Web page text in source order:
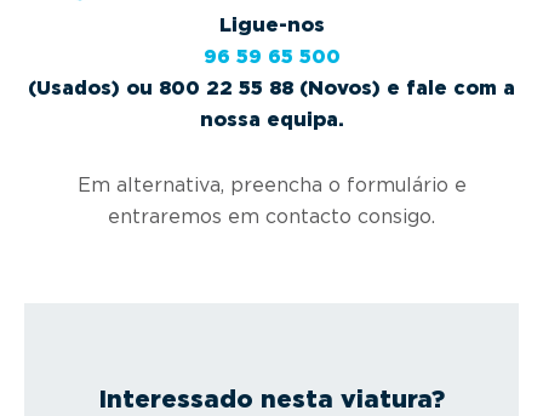
Ligue-nos
96 59 65 500
(Usados) ou 800 22 55 88 (Novos) e fale com a
nossa equipa.
Em alternativa, preencha o formulário e
entraremos em contacto consigo.
Interessado nesta viatura?